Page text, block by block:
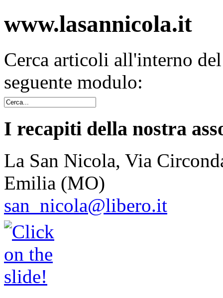
www.lasannicola.it
Cerca articoli all'interno
seguente modulo:
I recapiti della nostra
La San Nicola, Via
Emilia (MO)
san_nicola@libero.it